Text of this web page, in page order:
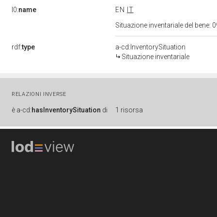
l0:name EN
IT
Situazione inventariale del bene:
rdf:type
a-cd:InventorySituation
Situazione inventariale
RELAZIONI INVERSE
è a-cd:hasInventorySituation di 1 risorsa